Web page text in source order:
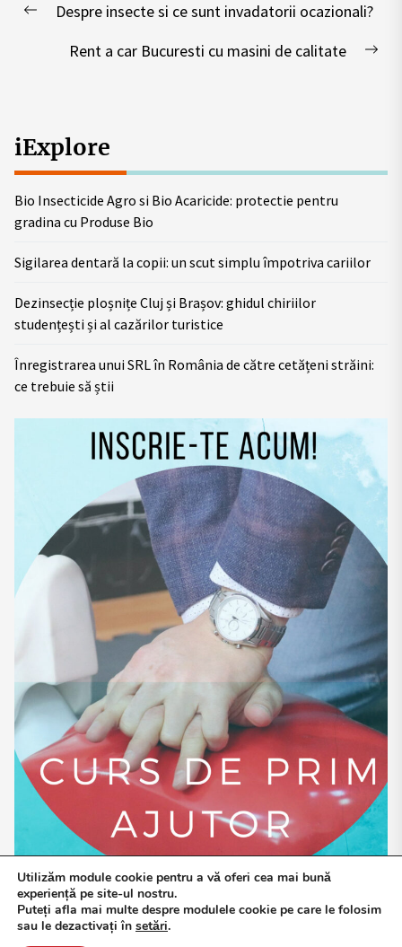
navigation
PreviousDespre insecte si ce sunt invadatorii ocazionali?
Rent a car Bucuresti cu masini de calitate
iExplore
Bio Insecticide Agro si Bio Acaricide: protectie pentru
gradina cu Produse Bio
Sigilarea dentară la copii: un scut simplu împotriva cariilor
Dezinsecție ploșnițe Cluj și Brașov: ghidul chiriilor
studențești și al cazărilor turistice
Înregistrarea unui SRL în România de către cetățeni străini:
ce trebuie să știi
Utilizăm module cookie pentru a vă oferi cea mai bună
experiență pe site-ul nostru.
Puteți afla mai multe despre modulele cookie pe care le folosim
sau le dezactivați în setări.